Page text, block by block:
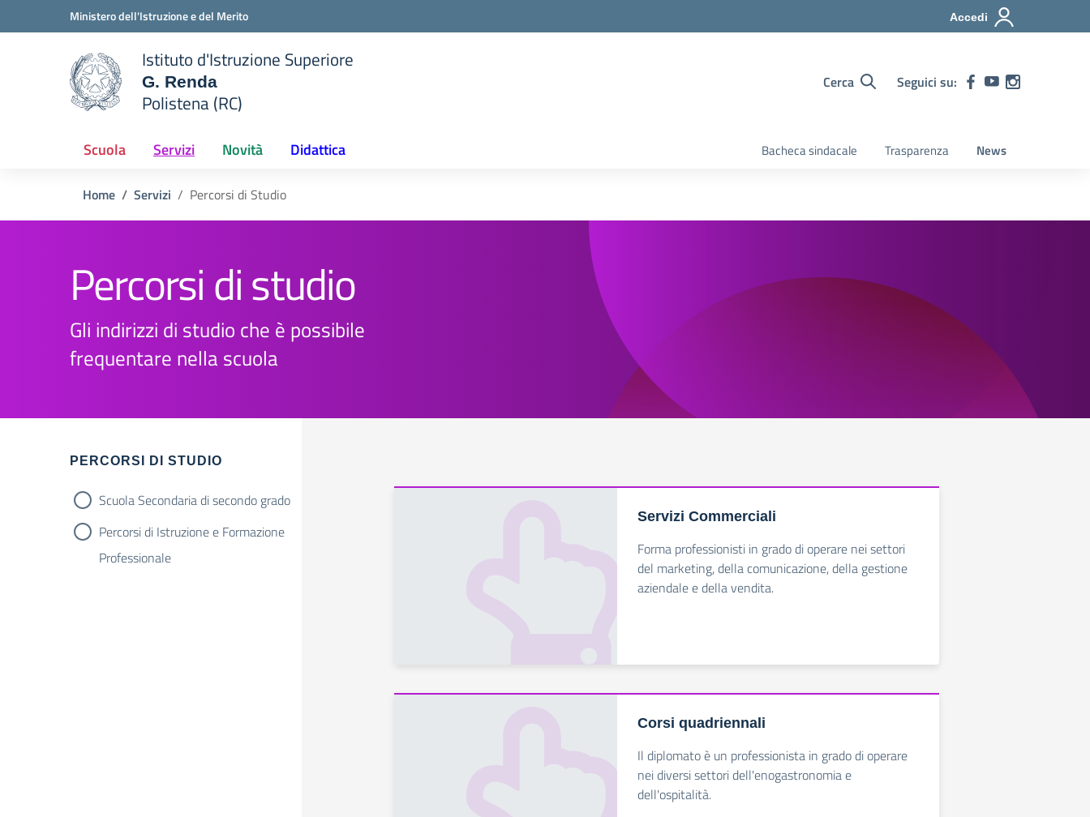
Vai ai contenuti
Vai al menu di navigazioneMinistero dell'Istruzione e del Merito Accedi
scuola
Istituto d'Istruzione Superiore
G. Renda
Polistena (RC)
Cerca Seguici su:
Scuola Servizi Novità Didattica Bacheca sindacale Trasparenza News
Home Servizi Percorsi di Studio
Percorsi di studio
Gli indirizzi di studio che è possibile
frequentare nella scuola
Filtri
PERCORSI DI STUDIO
Scuola Secondaria di secondo grado
Percorsi di Istruzione e Formazione
Professionale
Servizi Commerciali
Forma professionisti in grado di operare nei settori
del marketing, della comunicazione, della gestione
aziendale e della vendita.
Corsi quadriennali
Il diplomato è un professionista in grado di operare
nei diversi settori dell'enogastronomia e
dell'ospitalità.